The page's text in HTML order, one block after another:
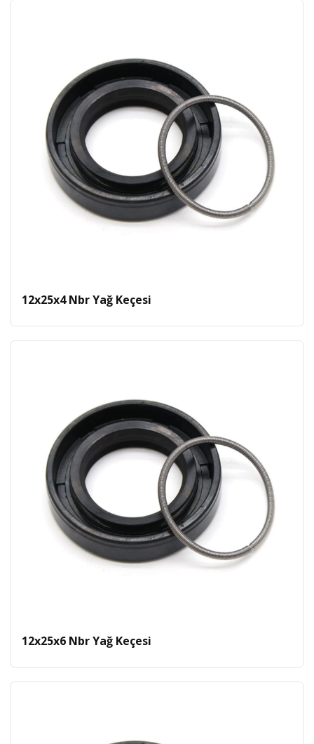
12x25x4 Nbr Yağ Keçesi
12x25x6 Nbr Yağ Keçesi